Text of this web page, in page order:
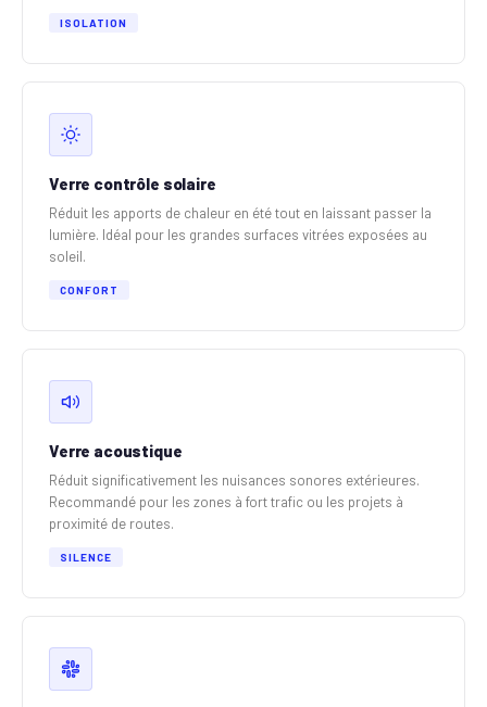
ISOLATION
Verre contrôle solaire
Réduit les apports de chaleur en été tout en laissant passer la
lumière. Idéal pour les grandes surfaces vitrées exposées au
soleil.
CONFORT
Verre acoustique
Réduit significativement les nuisances sonores extérieures.
Recommandé pour les zones à fort trafic ou les projets à
proximité de routes.
SILENCE